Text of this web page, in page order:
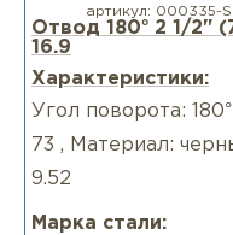
артикул: 000335-S
Отвод 180° 2 1/2"
16.9
Характеристики:
Угол поворота:
73 , Материал:
9.52
Марка стали: